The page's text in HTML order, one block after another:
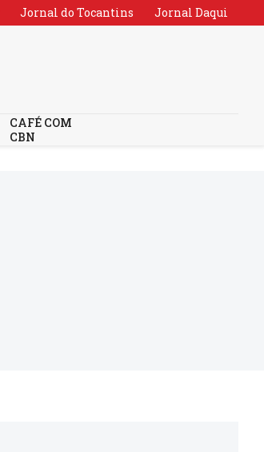
Jornal do Tocantins Jornal Daqui
CAFÉ COM
CBN